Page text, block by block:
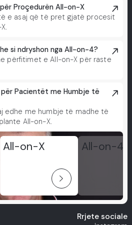
Proçedurën All-on-X
e asaj që të pret gjatë procesit
si ndryshon nga All-on-4?
përfitimet e All-on-X për raste
Pacientët me Humbje të
edhe me humbje të madhe të
All-on-X.
All-on-X
arrow_forward_ios
All-on-4
Rrjete sociale